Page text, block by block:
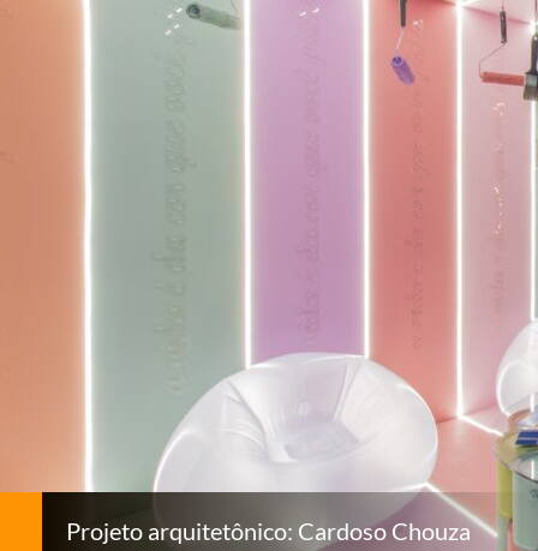
Projeto arquitetônico: Cardoso Chouza